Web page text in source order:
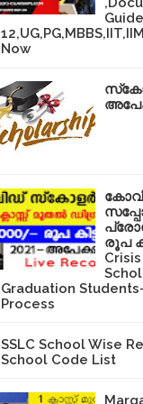
Now
രൂപ
Graduation
Process
SSLC School Wise
School Code List